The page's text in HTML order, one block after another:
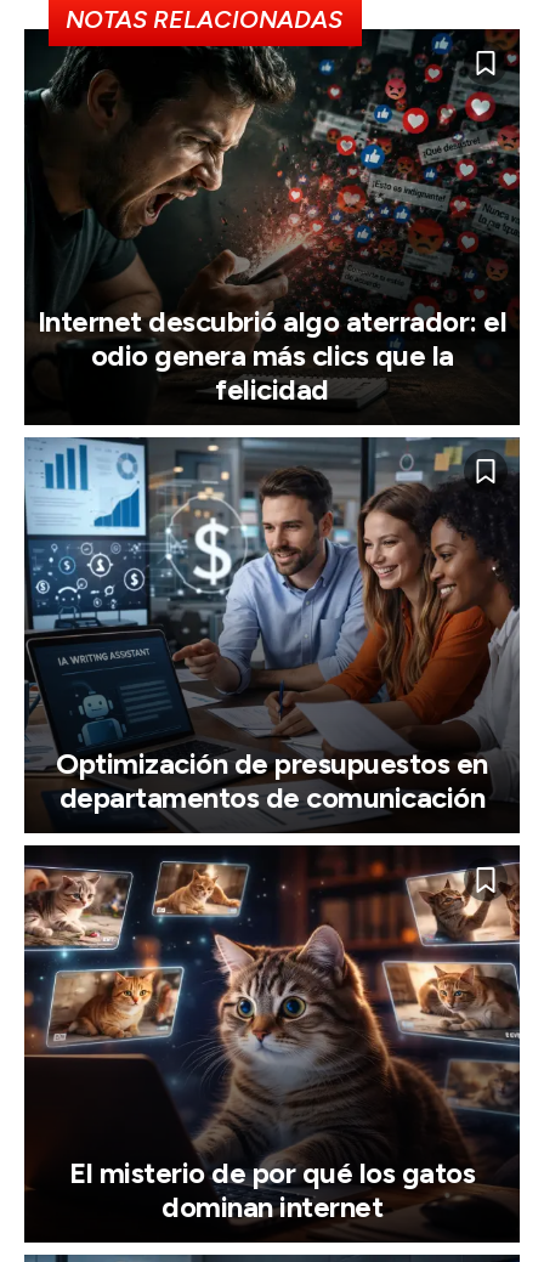
NOTAS RELACIONADAS
Internet descubrió algo aterrador: el
odio genera más clics que la
felicidad
Optimización de presupuestos en
departamentos de comunicación
El misterio de por qué los gatos
dominan internet